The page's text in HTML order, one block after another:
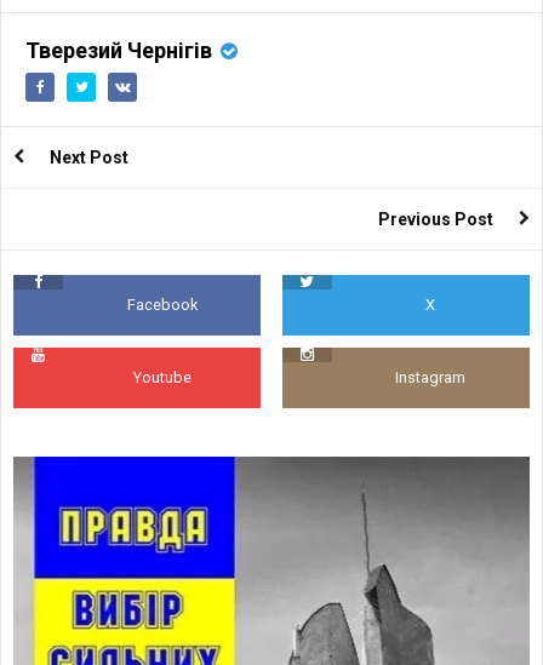
Тверезий Чернігів
Next Post
Previous Post
Facebook X
Youtube Instagram